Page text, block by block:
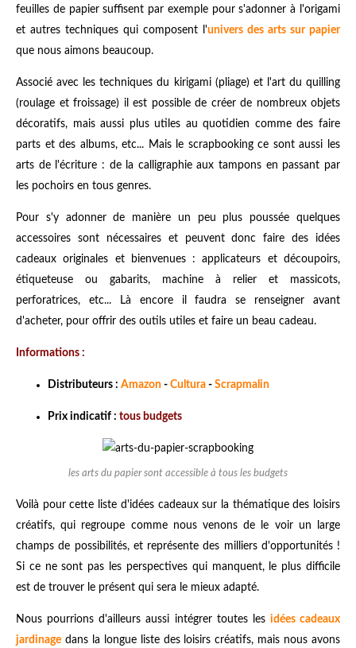
feuilles de papier suffisent par exemple pour s'adonner à l'origami
et autres techniques qui composent l'univers des arts sur papier
que nous aimons beaucoup.
Associé avec les techniques du kirigami (pliage) et l'art du quilling
(roulage et froissage) il est possible de créer de nombreux objets
décoratifs, mais aussi plus utiles au quotidien comme des faire
parts et des albums, etc... Mais le scrapbooking ce sont aussi les
arts de l'écriture : de la calligraphie aux tampons en passant par
les pochoirs en tous genres.
Pour s'y adonner de manière un peu plus poussée quelques
accessoires sont nécessaires et peuvent donc faire des idées
cadeaux originales et bienvenues : applicateurs et découpoirs,
étiqueteuse ou gabarits, machine à relier et massicots,
perforatrices, etc... Là encore il faudra se renseigner avant
d'acheter, pour offrir des outils utiles et faire un beau cadeau.
Informations :
Distributeurs : Amazon - Cultura - Scrapmalin
Prix indicatif : tous budgets
les arts du papier sont accessible à tous les budgets
Voilà pour cette liste d'idées cadeaux sur la thématique des loisirs
créatifs, qui regroupe comme nous venons de le voir un large
champs de possibilités, et représente des milliers d'opportunités !
Si ce ne sont pas les perspectives qui manquent, le plus difficile
est de trouver le présent qui sera le mieux adapté.
Nous pourrions d'ailleurs aussi intégrer toutes les idées cadeaux
jardinage dans la longue liste des loisirs créatifs, mais nous avons